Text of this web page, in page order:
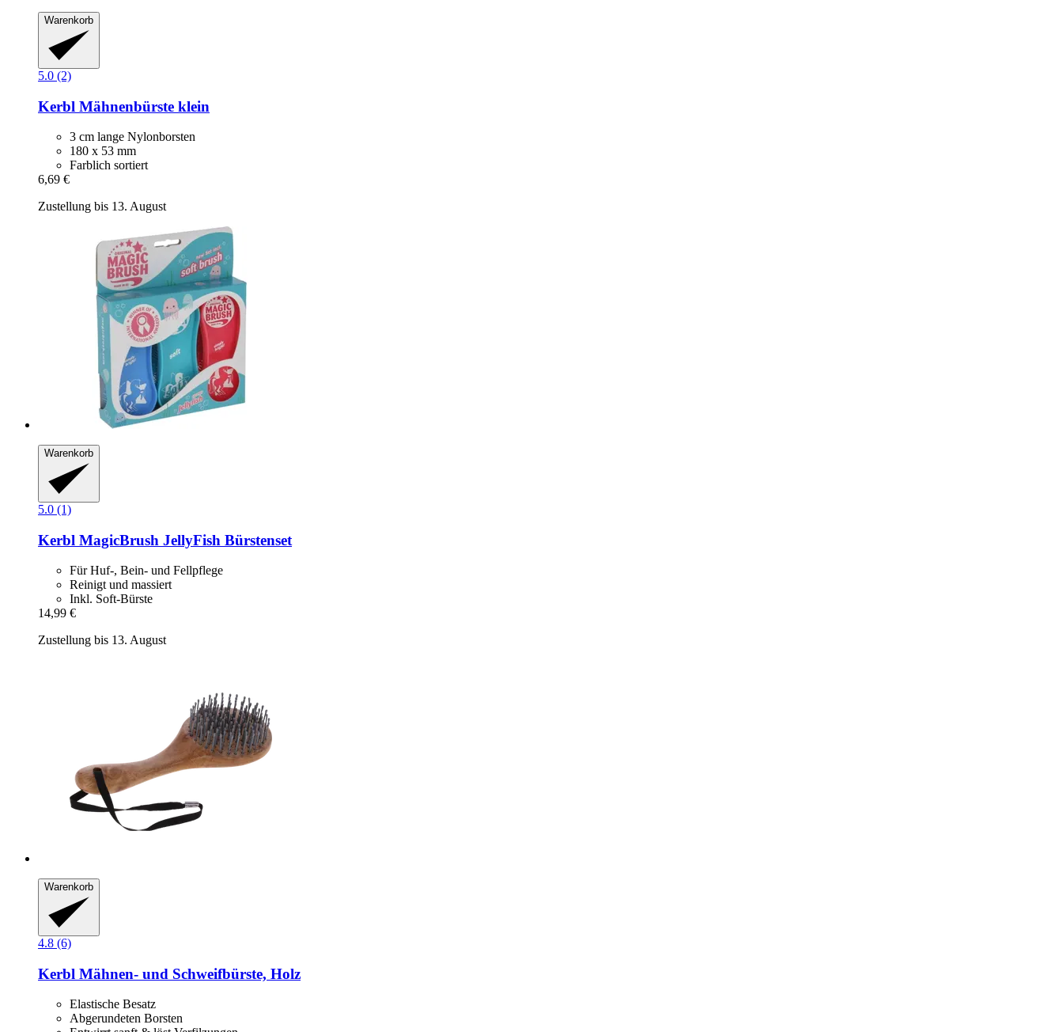
Warenkorb
5.0 (2)
Kerbl Mähnenbürste klein
3 cm lange Nylonborsten
180 x 53 mm
Farblich sortiert
6,69 €
Zustellung bis 13. August
Warenkorb
5.0 (1)
Kerbl MagicBrush JellyFish Bürstenset
Für Huf-, Bein- und Fellpflege
Reinigt und massiert
Inkl. Soft-Bürste
14,99 €
Zustellung bis 13. August
Warenkorb
4.8 (6)
Kerbl Mähnen-​ und Schweifbürste, Holz
Elastische Besatz
Abgerundeten Borsten